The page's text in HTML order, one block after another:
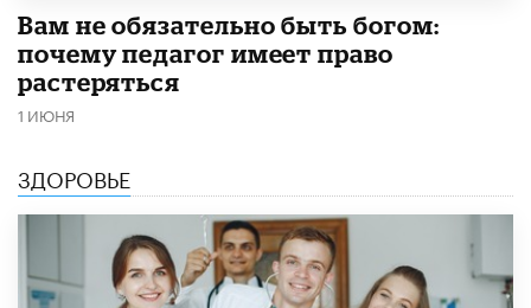
​Вам не обязательно быть богом:
почему педагог имеет право
растеряться
1 ИЮНЯ
ЗДОРОВЬЕ